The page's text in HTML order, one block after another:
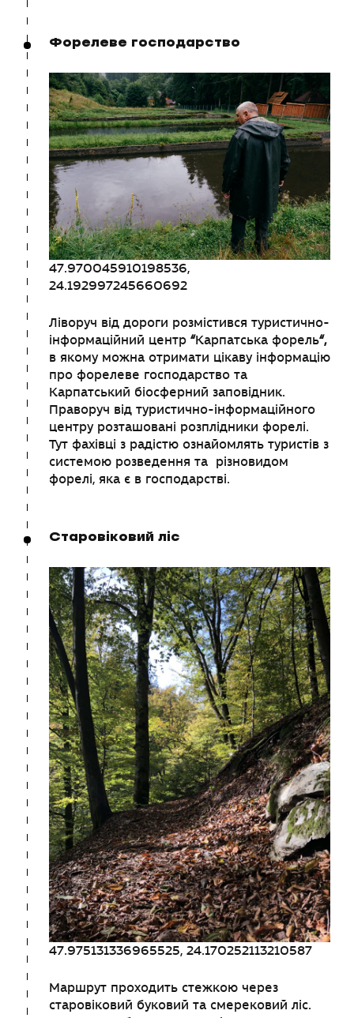
Форелеве господарство
47.970045910198536,
24.192997245660692
Ліворуч від дороги розмістився туристично-
інформаційний центр “Карпатська форель“,
в якому можна отримати цікаву інформацію
про форелеве господарство та
Карпатський біосферний заповідник.
Праворуч від туристично-інформаційного
центру розташовані розплідники форелі.
Тут фахівці з радістю ознайомлять туристів з
системою розведення та різновидом
форелі, яка є в господарстві.
Старовіковий ліс
47.975131336965525, 24.170252113210587
Маршрут проходить стежкою через
старовіковий буковий та смерековий ліс.